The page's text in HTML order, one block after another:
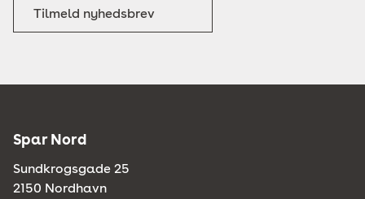
Tilmeld nyhedsbrev
Spar Nord
Sundkrogsgade 25
2150 Nordhavn